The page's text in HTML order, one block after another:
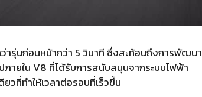
ารุ่นก่อนหน้ากว่า 5 วินาที ซึ่งสะท้อนถึงการพัฒนา
ายใน V8 ที่ได้รับการสนับสนุนจากระบบไฟฟ้า
วที่ทำให้เวลาต่อรอบที่เร็วขึ้น